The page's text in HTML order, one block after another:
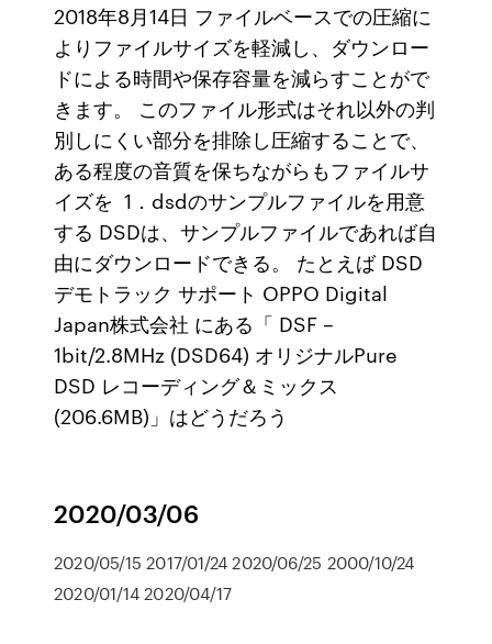
2018年8月14日 ファイルベースでの圧縮に
よりファイルサイズを軽減し、ダウンロー
ドによる時間や保存容量を減らすことがで
きます。 このファイル形式はそれ以外の判
別しにくい部分を排除し圧縮することで、
ある程度の音質を保ちながらもファイルサ
イズを 1．dsdのサンプルファイルを用意
する DSDは、サンプルファイルであれば自
由にダウンロードできる。 たとえば DSD
デモトラック サポート OPPO Digital
Japan株式会社 にある「 DSF –
1bit/2.8MHz (DSD64) オリジナルPure
DSD レコーディング＆ミックス
(206.6MB)」はどうだろう
2020/03/06
2020/05/15 2017/01/24 2020/06/25 2000/10/24
2020/01/14 2020/04/17